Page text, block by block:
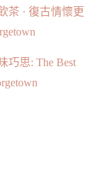
茶 · 復古情懷更
巧思: The Best